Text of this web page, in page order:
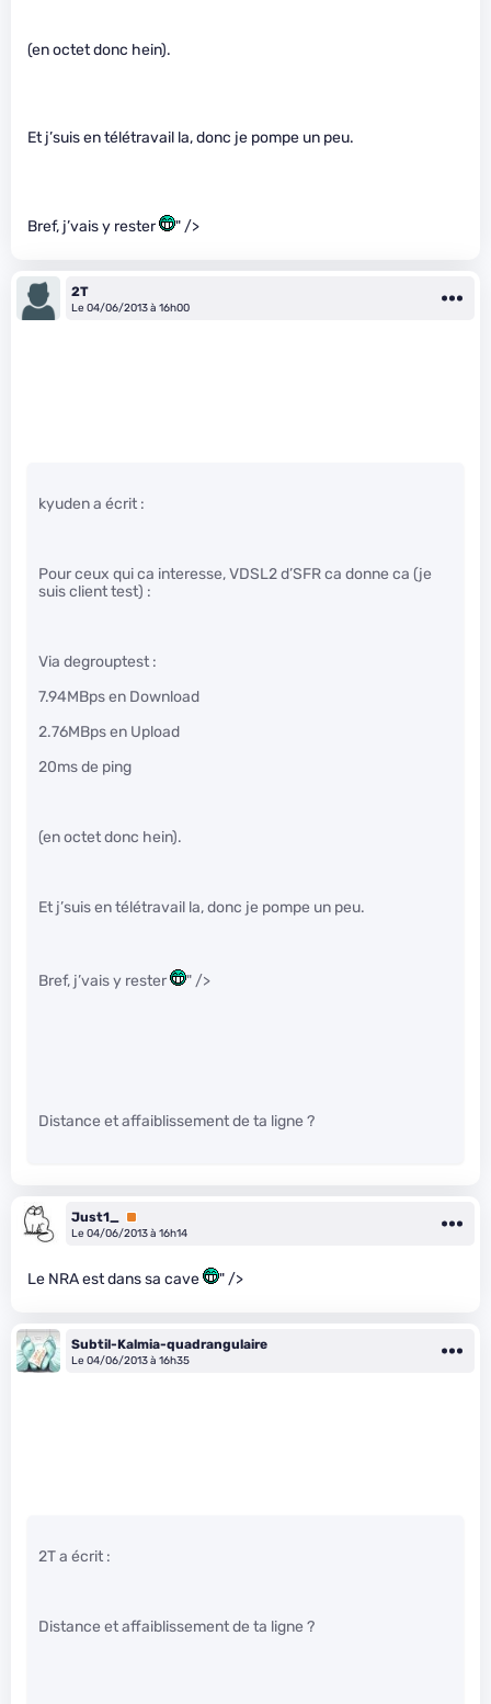
(en octet donc hein).
Et j’suis en télétravail la, donc je pompe un peu.
Bref, j’vais y rester " />
2T
Le 04/06/2013 à 16h00
kyuden a écrit :
Pour ceux qui ca interesse, VDSL2 d’SFR ca donne ca (je
suis client test) :
Via degrouptest :
7.94MBps en Download
2.76MBps en Upload
20ms de ping
(en octet donc hein).
Et j’suis en télétravail la, donc je pompe un peu.
Bref, j’vais y rester " />
Distance et affaiblissement de ta ligne ?
Just1_ Premium
Le 04/06/2013 à 16h14
Le NRA est dans sa cave " />
Subtil-Kalmia-quadrangulaire
Le 04/06/2013 à 16h35
2T a écrit :
Distance et affaiblissement de ta ligne ?